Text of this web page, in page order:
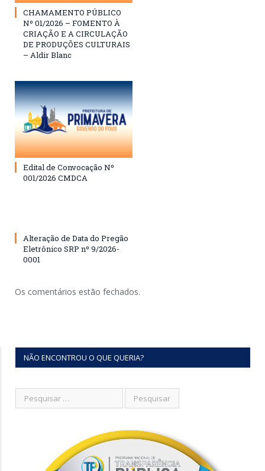
CHAMAMENTO PÚBLICO
Nº 01/2026 – FOMENTO À
CRIAÇÃO E A CIRCULAÇÃO
DE PRODUÇÕES CULTURAIS
– Aldir Blanc
Edital de Convocação Nº
001/2026 CMDCA
Alteração de Data do Pregão
Eletrônico SRP nº 9/2026-
0001
Os comentários estão fechados.
NÃO ENCONTROU O QUE QUERIA?